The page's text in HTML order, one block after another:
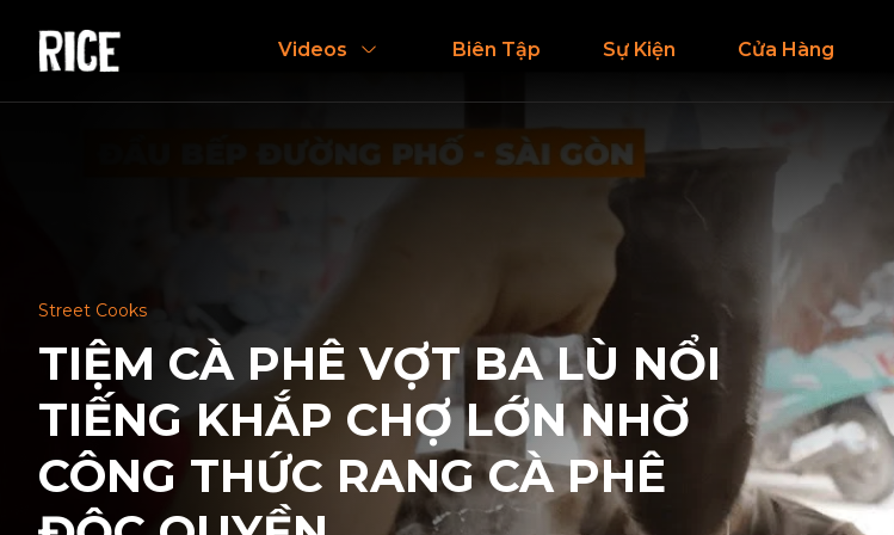
Videos Biên Tập Sự Kiện Cửa Hàng
Street Cooks
TIỆM CÀ PHÊ VỢT BA LÙ NỔI
TIẾNG KHẮP CHỢ LỚN NHỜ
CÔNG THỨC RANG CÀ PHÊ